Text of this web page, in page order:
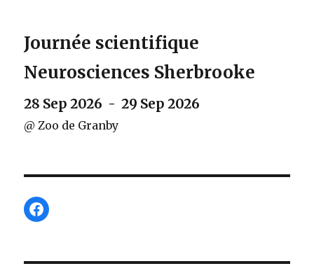
Journée scientifique
Neurosciences Sherbrooke
28 Sep 2026 - 29 Sep 2026
@ Zoo de Granby
Facebook